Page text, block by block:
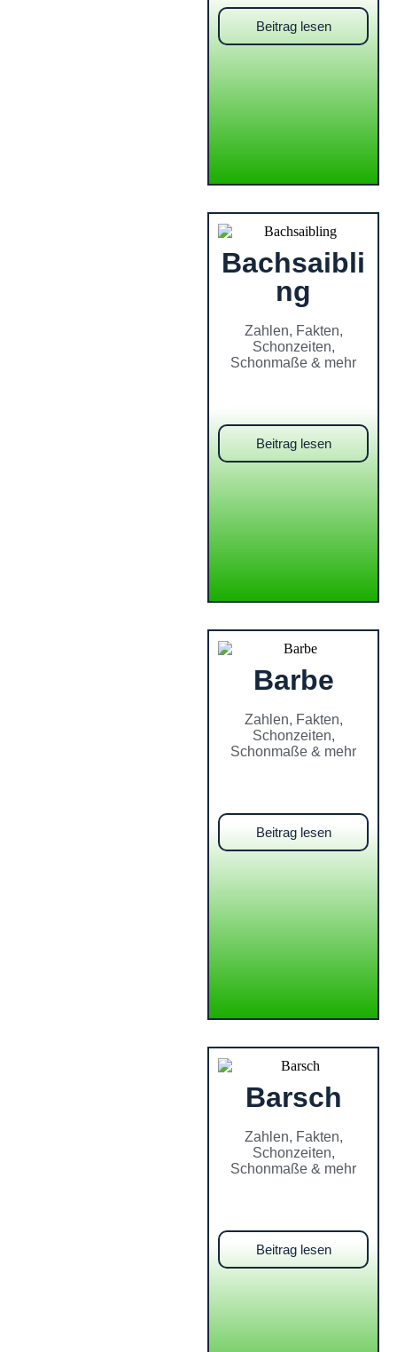
Beitrag lesen
Bachsaibli
ng
Zahlen, Fakten,
Schonzeiten,
Schonmaße & mehr
Beitrag lesen
Barbe
Zahlen, Fakten,
Schonzeiten,
Schonmaße & mehr
Beitrag lesen
Barsch
Zahlen, Fakten,
Schonzeiten,
Schonmaße & mehr
Beitrag lesen